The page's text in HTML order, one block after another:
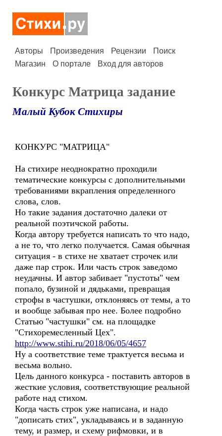
Авторы Произведения Рецензии
Поиск
Магазин
О портале Вход для авторов
Конкурс Матрица задание
Малый Кубок Стихиры
КОНКУРС "МАТРИЦА"
На стихире неоднократно проходили
тематические конкурсы с дополнительными
требованиями вкрапления определенного
слова, слов.
Но такие задания достаточно далеки от
реальной поэтичской работы.
Когда автору требуется написать то что надо,
а не то, что легко получается. Самая обычная
ситуация - в стихе не хватает строчек или
даже пар строк. Или часть строк заведомо
неудачны. И автор забивает "пустоты" чем
попало, бузиной и дядьками, превращая
строфы в частушки, отклоняясь от темы, а то
и вообще забывая про нее. Более подробно
Статью "частушки" см. на площадке
"Стихоремесленный Цех".
http://www.stihi.ru/2018/06/05/4657
Ну а соответствие теме трактуется весьма и
весьма вольно.
Цель данного конкурса - поставить авторов в
жесткие условия, соответствующие реальной
работе над стихом.
Когда часть строк уже написана, и надо
"дописать стих", укладываясь и в заданную
тему, и размер, и схему рифмовки, и в